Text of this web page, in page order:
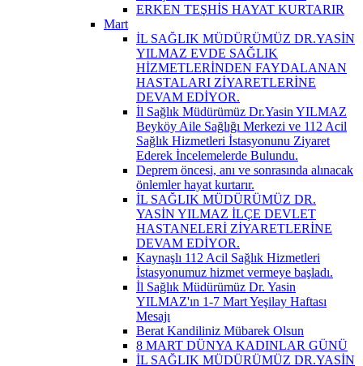
ERKEN TEŞHİS HAYAT KURTARIR
Mart
İL SAĞLIK MÜDÜRÜMÜZ DR.YASİN
YILMAZ EVDE SAĞLIK
HİZMETLERİNDEN FAYDALANAN
HASTALARI ZİYARETLERİNE
DEVAM EDİYOR.
İl Sağlık Müdürümüz Dr.Yasin YILMAZ
Beyköy Aile Sağlığı Merkezi ve 112 Acil
Sağlık Hizmetleri İstasyonunu Ziyaret
Ederek İncelemelerde Bulundu.
Deprem öncesi, anı ve sonrasında alınacak
önlemler hayat kurtarır.
İL SAĞLIK MÜDÜRÜMÜZ DR.
YASİN YILMAZ İLÇE DEVLET
HASTANELERİ ZİYARETLERİNE
DEVAM EDİYOR.
Kaynaşlı 112 Acil Sağlık Hizmetleri
İstasyonumuz hizmet vermeye başladı.
İl Sağlık Müdürümüz Dr. Yasin
YILMAZ'ın 1-7 Mart Yeşilay Haftası
Mesajı
Berat Kandiliniz Mübarek Olsun
8 MART DÜNYA KADINLAR GÜNÜ
İL SAĞLIK MÜDÜRÜMÜZ DR.YASİN